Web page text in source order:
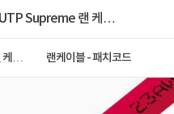
Supreme 랜 케이
케이
랜케이블 - 패치코드